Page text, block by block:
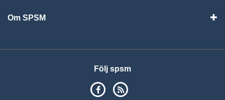
Om SPSM
Följ spsm
SPSM på Facebook